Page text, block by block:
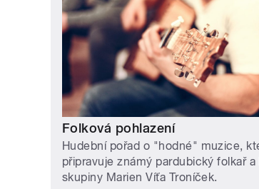
Folková pohlazení
Hudební pořad o "hodné" muzice,
připravuje známý pardubický folkař a
skupiny Marien Víťa Troníček.